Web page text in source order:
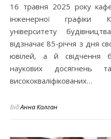
16 травня 2025 року кафедра нарисної геометрії та
інженерної графіки
університету
відзначає 85-річчя з дня
ювілей, а й свідчення
наукових досягнень
висококваліфікованих…
ВідАнна Колган